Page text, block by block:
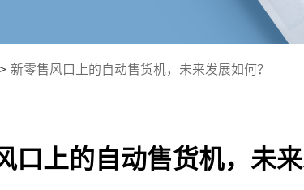
> 新零售风口上的自动售货机，未来发展如何？
口上的自动售货机，未来